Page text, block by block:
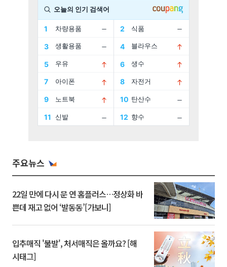
주요뉴스
22일 만에 다시 문 연 홈플러스…정상화 바
쁜데 재고 없어 ‘발동동’[가보니]
입추매직 '불발', 처서매직은 올까요? [해
시태그]